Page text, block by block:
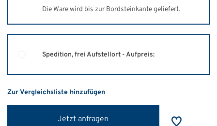
Die Ware wird bis zur Bordsteinkante geliefert.
Spedition, frei Aufstellort - Aufpreis:
Zur Vergleichsliste hinzufügen
Jetzt anfragen